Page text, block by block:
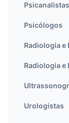
Psicanalistas
Psicólogos
Radiologia e
Radiologia
Urologistas